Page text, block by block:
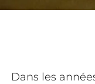
Dans les